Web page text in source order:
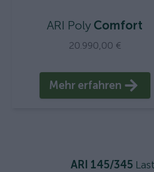
ARI Poly Comfort
20.990,00 €
Mehr erfahren
ARI 145/345